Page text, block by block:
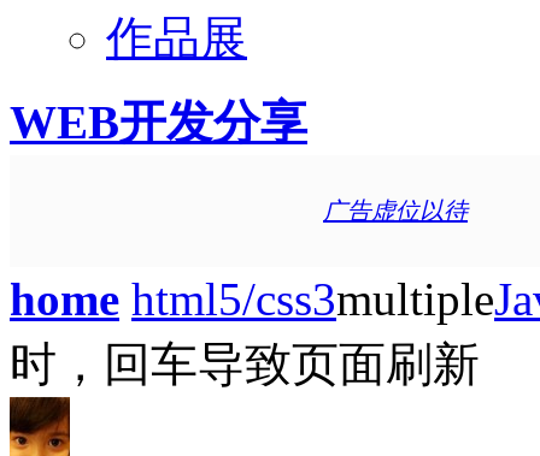
作品展
WEB开发分享
广告虚位以待
home html5/css3multiple
时，回车导致页面刷新